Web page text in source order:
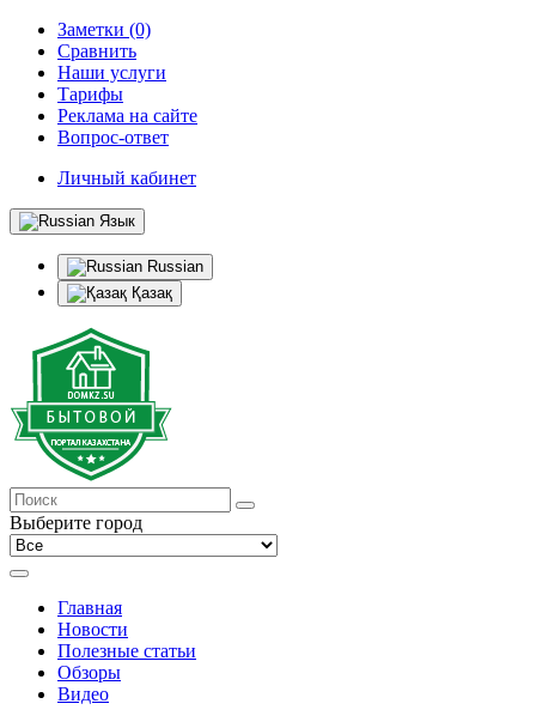
Заметки (0)
Сравнить
Наши услуги
Тарифы
Реклама на сайте
Вопрос-ответ
Личный кабинет
Язык
Russian
Қазақ
Выберите город
Главная
Новости
Полезные статьи
Обзоры
Видео